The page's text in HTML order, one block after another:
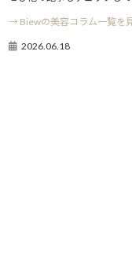
→ Biewの美容コラム一覧を
2026.06.18